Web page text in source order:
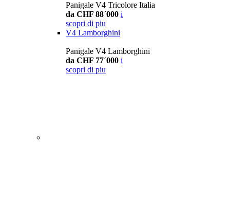
Panigale V4 Tricolore Italia
da CHF 88´000 i
scopri di piu
V4 Lamborghini
Panigale V4 Lamborghini
da CHF 77´000 i
scopri di piu